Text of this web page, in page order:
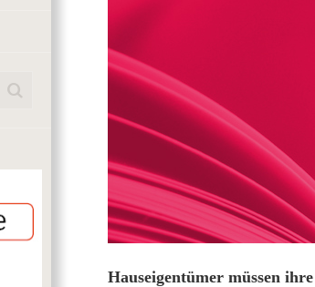
Hauseigentümer müssen